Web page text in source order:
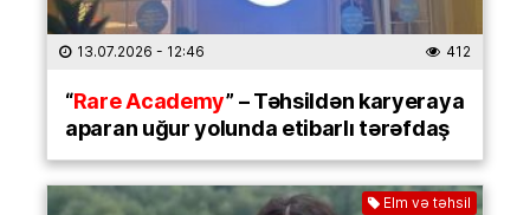
13.07.2026 - 12:46 412
“Rare Academy” – Təhsildən karyeraya
aparan uğur yolunda etibarlı tərəfdaş
Elm və təhsil